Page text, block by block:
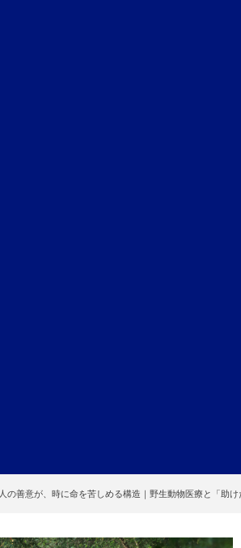
人の善意が、時に命を苦しめる構造｜野生動物医療と「助